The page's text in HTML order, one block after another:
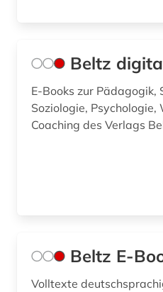
jugendmedien (1)
jugendpolitik (1)
karriereratgeber (1)
kind (2)
kinder (1)
Beltz
E-Books zur Pädagogik,
Soziologie,
Coaching des Verlags
Beltz E-
Volltexte